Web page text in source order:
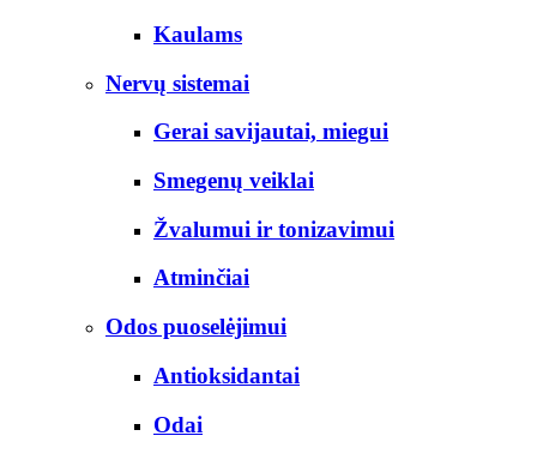
Kaulams
Nervų sistemai
Gerai savijautai, miegui
Smegenų veiklai
Žvalumui ir tonizavimui
Atminčiai
Odos puoselėjimui
Antioksidantai
Odai